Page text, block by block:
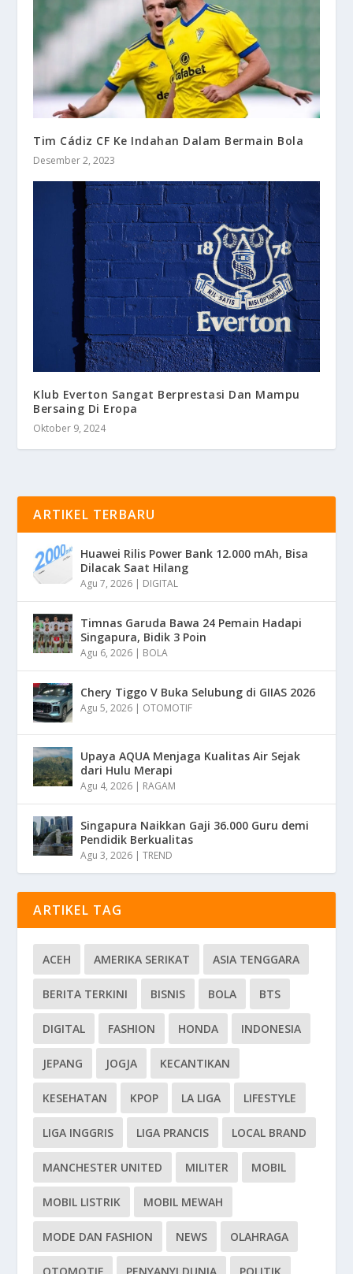
Tim Cádiz CF Ke Indahan Dalam Bermain Bola
Desember 2, 2023
Klub Everton Sangat Berprestasi Dan Mampu
Bersaing Di Eropa
Oktober 9, 2024
ARTIKEL TERBARU
Huawei Rilis Power Bank 12.000 mAh, Bisa
Dilacak Saat Hilang
Agu 7, 2026 DIGITAL
Timnas Garuda Bawa 24 Pemain Hadapi
Singapura, Bidik 3 Poin
Agu 6, 2026 BOLA
Chery Tiggo V Buka Selubung di GIIAS 2026
Agu 5, 2026 OTOMOTIF
Upaya AQUA Menjaga Kualitas Air Sejak
dari Hulu Merapi
Agu 4, 2026 RAGAM
Singapura Naikkan Gaji 36.000 Guru demi
Pendidik Berkualitas
Agu 3, 2026 |TREND
ARTIKEL TAG
ACEH AMERIKA SERIKAT ASIA TENGGARA
BERITA TERKINI BISNIS BOLA BTS
DIGITAL FASHION HONDA INDONESIA
JEPANG JOGJA KECANTIKAN
KESEHATAN KPOP LA LIGA LIFESTYLE
LIGA INGGRIS LIGA PRANCIS LOCAL BRAND
MANCHESTER UNITED MILITER MOBIL
MOBIL LISTRIK MOBIL MEWAH
MODE DAN FASHION NEWS OLAHRAGA